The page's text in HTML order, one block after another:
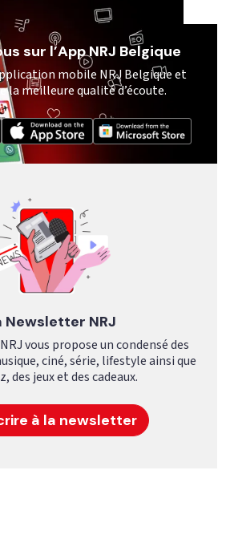
sur l’App NRJ Belgique
mobile NRJ Belgique et
la meilleure qualité d’écoute.
Newsletter NRJ
vous propose un condensé des
ciné, série, lifestyle ainsi que
des jeux et des cadeaux.
à la newsletter